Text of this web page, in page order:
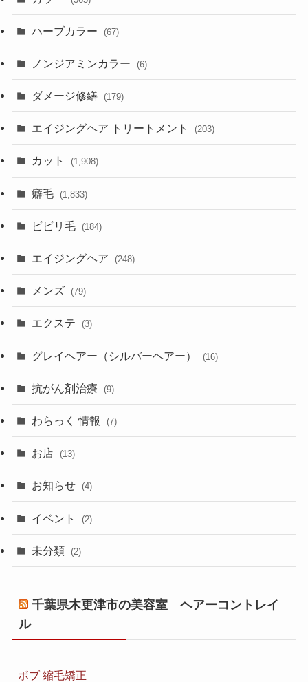
ハーブカラー (67)
ノンジアミンカラー (6)
ダメージ修繕 (179)
エイジングヘア トリートメント (203)
カット (1,908)
癖毛 (1,833)
ビビリ毛 (184)
エイジングヘア (248)
メンズ (79)
エクステ (3)
グレイヘアー（シルバーヘアー） (16)
抗がん剤治療 (9)
わらっく 情報 (7)
お店 (13)
お知らせ (4)
イベント (2)
未分類 (2)
千葉県木更津市の美容室 ヘアーコントレイ
ル
ボブ 縮毛矯正